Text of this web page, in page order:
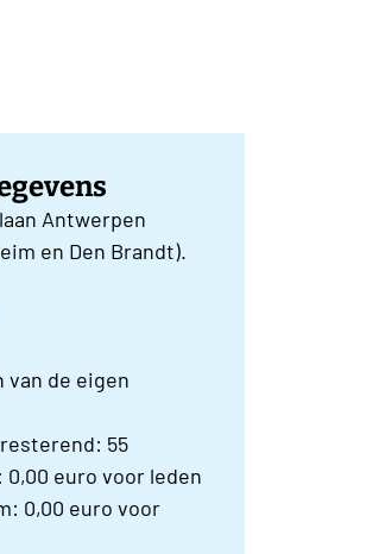
Antwerpen
en Den Brandt).
van de eigen
55
0,00 euro voor leden
0,00 euro voor